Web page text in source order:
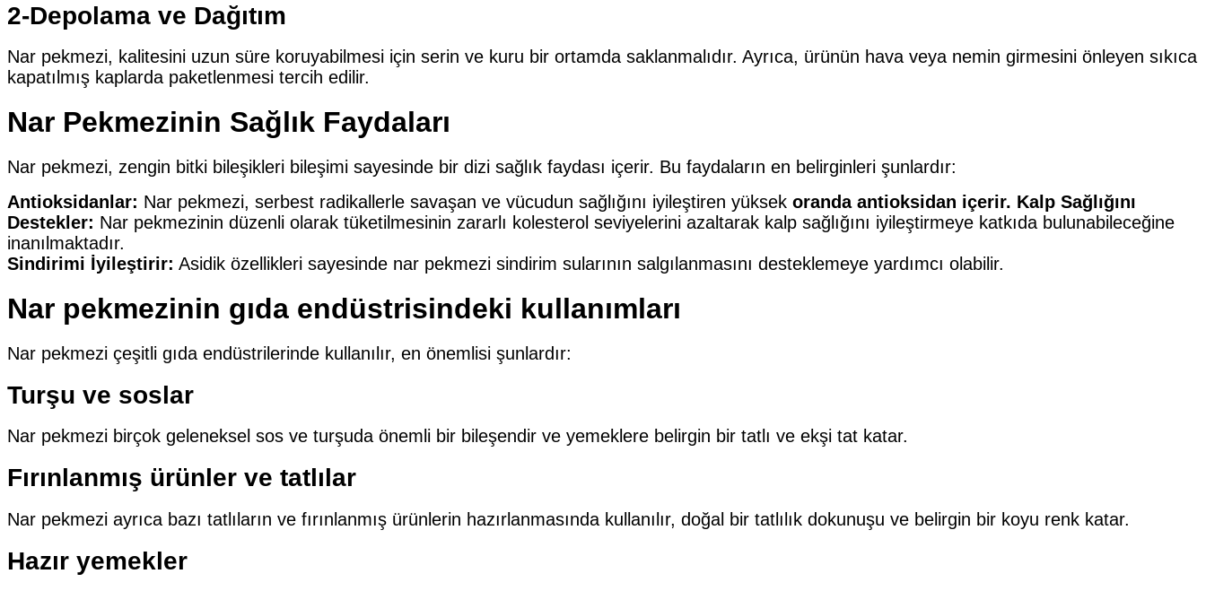
2-Depolama ve Dağıtım
Nar pekmezi, kalitesini uzun süre koruyabilmesi için serin ve kuru bir ortamda saklanmalıdır. Ayrıca, ürünün hava veya nemin girmesini önleyen sıkıca
kapatılmış kaplarda paketlenmesi tercih edilir.
Nar Pekmezinin Sağlık Faydaları
Nar pekmezi, zengin bitki bileşikleri bileşimi sayesinde bir dizi sağlık faydası içerir. Bu faydaların en belirginleri şunlardır:
Antioksidanlar: Nar pekmezi, serbest radikallerle savaşan ve vücudun sağlığını iyileştiren yüksek oranda antioksidan içerir. Kalp Sağlığını
Destekler: Nar pekmezinin düzenli olarak tüketilmesinin zararlı kolesterol seviyelerini azaltarak kalp sağlığını iyileştirmeye katkıda bulunabileceğine
inanılmaktadır.
Sindirimi İyileştirir: Asidik özellikleri sayesinde nar pekmezi sindirim sularının salgılanmasını desteklemeye yardımcı olabilir.
Nar pekmezinin gıda endüstrisindeki kullanımları
Nar pekmezi çeşitli gıda endüstrilerinde kullanılır, en önemlisi şunlardır:
Turşu ve soslar
Nar pekmezi birçok geleneksel sos ve turşuda önemli bir bileşendir ve yemeklere belirgin bir tatlı ve ekşi tat katar.
Fırınlanmış ürünler ve tatlılar
Nar pekmezi ayrıca bazı tatlıların ve fırınlanmış ürünlerin hazırlanmasında kullanılır, doğal bir tatlılık dokunuşu ve belirgin bir koyu renk katar.
Hazır yemekler